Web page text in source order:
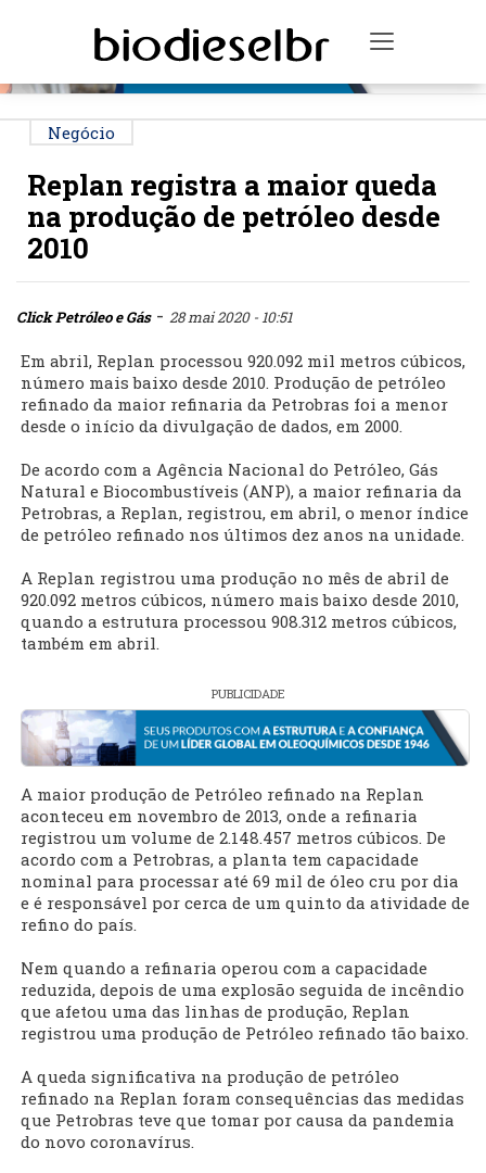
Toggle
Negócio
Replan registra a maior queda
na produção de petróleo desde
2010
Click Petróleo e Gás- 28 mai 2020 - 10:51
Em abril, Replan processou 920.092 mil metros cúbicos,
número mais baixo desde 2010. Produção de petróleo
refinado da maior refinaria da Petrobras foi a menor
desde o início da divulgação de dados, em 2000.
De acordo com a Agência Nacional do Petróleo, Gás
Natural e Biocombustíveis (ANP), a maior refinaria da
Petrobras, a Replan, registrou, em abril, o menor índice
de petróleo refinado nos últimos dez anos na unidade.
A Replan registrou uma produção no mês de abril de
920.092 metros cúbicos, número mais baixo desde 2010,
quando a estrutura processou 908.312 metros cúbicos,
também em abril.
PUBLICIDADE
A maior produção de Petróleo refinado na Replan
aconteceu em novembro de 2013, onde a refinaria
registrou um volume de 2.148.457 metros cúbicos. De
acordo com a Petrobras, a planta tem capacidade
nominal para processar até 69 mil de óleo cru por dia
e é responsável por cerca de um quinto da atividade de
refino do país.
Nem quando a refinaria operou com a capacidade
reduzida, depois de uma explosão seguida de incêndio
que afetou uma das linhas de produção, Replan
registrou uma produção de Petróleo refinado tão baixo.
A queda significativa na produção de petróleo
refinado na Replan foram consequências das medidas
que Petrobras teve que tomar por causa da pandemia
do novo coronavírus.